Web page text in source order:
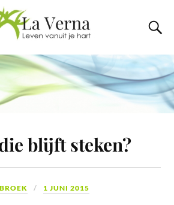
blijft steken?
1 JUNI 2015